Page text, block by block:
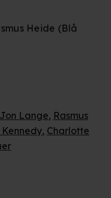
Jon Lange, Rasmus
, Charlotte
Heide (Blå